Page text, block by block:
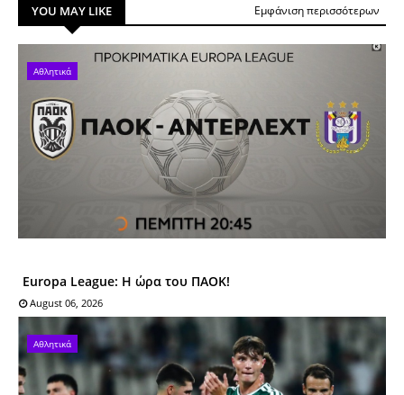
YOU MAY LIKE Εμφάνιση περισσότερων
Αθλητικά
Europa League: Η ώρα του ΠΑΟΚ!
August 06, 2026
Αθλητικά